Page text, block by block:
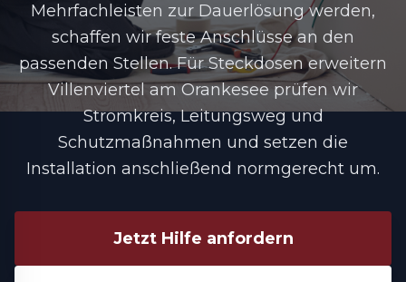
Mehrfachleisten zur Dauerlösung werden,
schaffen wir feste Anschlüsse an den
passenden Stellen. Für Steckdosen erweitern
Villenviertel am Orankesee prüfen wir
Stromkreis, Leitungsweg und
Schutzmaßnahmen und setzen die
Installation anschließend normgerecht um.
Jetzt Hilfe anfordern